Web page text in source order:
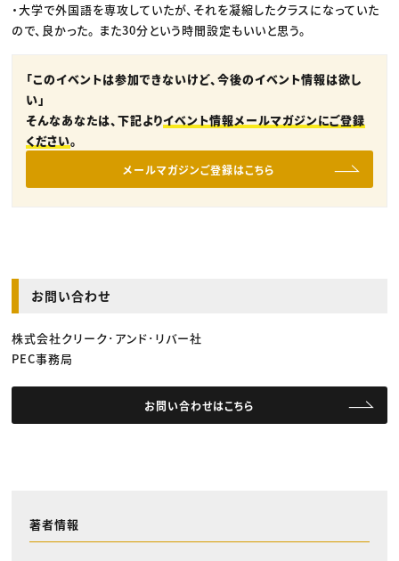
・大学で外国語を専攻していたが、それを凝縮したクラスになっていた
ので、良かった。 また30分という時間設定もいいと思う。
「このイベントは参加できないけど、今後のイベント情報は欲し
い」
そんなあなたは、下記よりイベント情報メールマガジンにご登録
ください。
メールマガジンご登録はこちら
お問い合わせ
株式会社クリーク･アンド･リバー社
PEC事務局
お問い合わせはこちら
著者情報